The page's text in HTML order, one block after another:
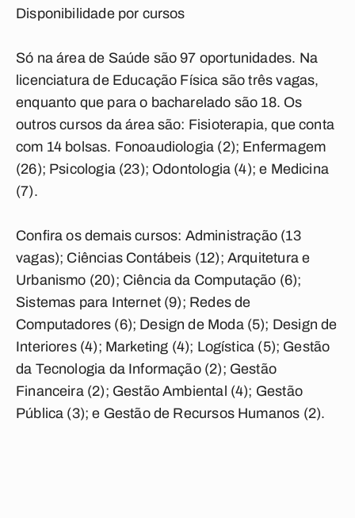
Disponibilidade por cursos
Só na área de Saúde são 97 oportunidades. Na
licenciatura de Educação Física são três vagas,
enquanto que para o bacharelado são 18. Os
outros cursos da área são: Fisioterapia, que conta
com 14 bolsas. Fonoaudiologia (2); Enfermagem
(26); Psicologia (23); Odontologia (4); e Medicina
(7).
Confira os demais cursos: Administração (13
vagas); Ciências Contábeis (12); Arquitetura e
Urbanismo (20); Ciência da Computação (6);
Sistemas para Internet (9); Redes de
Computadores (6); Design de Moda (5); Design de
Interiores (4); Marketing (4); Logística (5); Gestão
da Tecnologia da Informação (2); Gestão
Financeira (2); Gestão Ambiental (4); Gestão
Pública (3); e Gestão de Recursos Humanos (2).